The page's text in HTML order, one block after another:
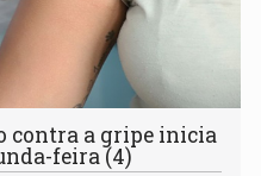
contra a gripe inicia
feira (4)